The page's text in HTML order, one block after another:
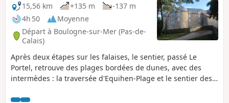
15,56 km
+135 m
-137 m
4h 50
Moyenne
Départ à Boulogne-sur-Mer (Pas-de-
Calais)
Après deux étapes sur les falaises, le sentier, passé Le
Portel, retrouve des plages bordées de dunes, avec des
intermèdes : la traversée d'Equihen-Plage et le sentier des
courte pour visiter la ville fortifiée de Boulogne avant de